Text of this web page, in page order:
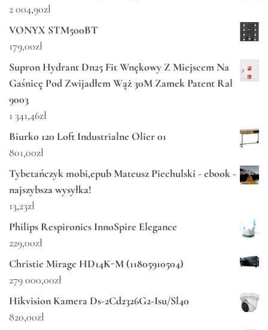
2 004,90zł
VONYX STM500BT
179,00zł
Supron Hydrant Dn25 Fit Wnękowy Z Miejscem Na
Gaśnicę Pod Zwijadłem Wąż 30M Zamek Patent Ral
9003
1 341,46zł
Biurko 120 Loft Industrialne Olier 01
801,00zł
Tybetańczyk mobi,epub Mateusz Piechulski - ebook -
najszybsza wysyłka!
13,23zł
Philips Respironics InnoSpire Elegance
229,00zł
Christie Mirage HD14K-M (11805910504)
279 000,00zł
Hikvision Kamera Ds-2Cd2326G2-Isu/Sl40
820,00zł